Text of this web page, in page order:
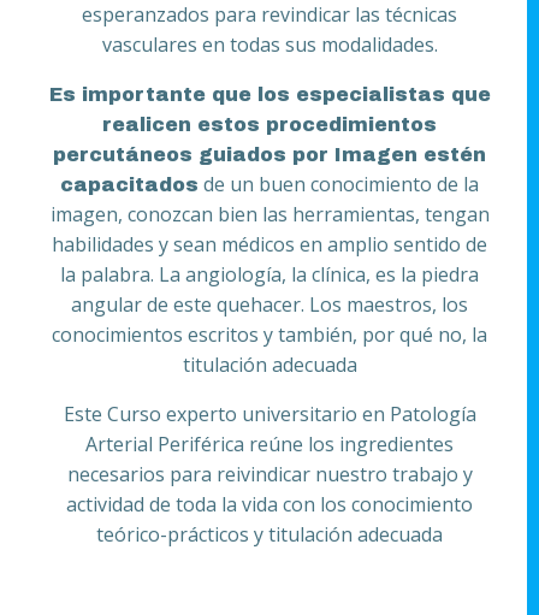
esperanzados para revindicar las técnicas
vasculares en todas sus modalidades.
Es importante que los especialistas que
realicen estos procedimientos
percutáneos guiados por Imagen estén
capacitados de un buen conocimiento de la
imagen, conozcan bien las herramientas, tengan
habilidades y sean médicos en amplio sentido de
la palabra. La angiología, la clínica, es la piedra
angular de este quehacer. Los maestros, los
conocimientos escritos y también, por qué no, la
titulación adecuada
Este Curso experto universitario en Patología
Arterial Periférica reúne los ingredientes
necesarios para reivindicar nuestro trabajo y
actividad de toda la vida con los conocimiento
teórico-prácticos y titulación adecuada